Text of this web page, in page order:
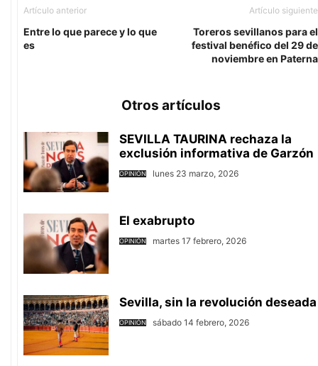
Artículo anterior
Entre lo que parece y lo que
es
Artículo siguiente
Toreros sevillanos para el
festival benéfico del 29 de
noviembre en Paterna
Otros artículos
SEVILLA TAURINA rechaza la
exclusión informativa de Garzón
OPINIÓN lunes 23 marzo, 2026
El exabrupto
OPINIÓN martes 17 febrero, 2026
Sevilla, sin la revolución deseada
OPINIÓN sábado 14 febrero, 2026